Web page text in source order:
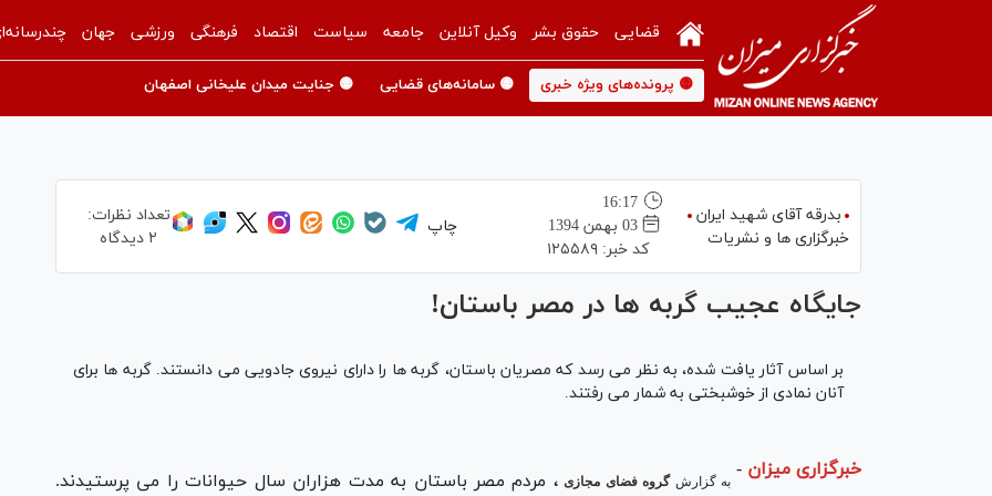
قضایی حقوق بشر وکیل آنلاین جامعه سیاست اقتصاد فرهنگی ورزشی جهان
🟡 پرونده‌های ویژه خبری 🟡 سامانه‌های قضایی 🟡 جنایت میدان علیخانی اصفهان
بدرقه آقای شهید ایران
خبرگزاری ها و نشریات
16:17
03 بهمن 1394
کد خبر:۱۲۵۵۸۹
چاپ
تعداد نظرات:
۲ دیدگاه
جایگاه عجیب گربه ها در مصر باستان!
بر اساس آثار یافت شده، به نظر می رسد که مصریان باستان، گربه ها را دارای نیروی جادویی می دانستند. گربه ها برای
آنان نمادی از خوشبختی به شمار می رفتند.
خبرگزاری میزان - به گزارشگروه فضای مجازی ، مردم مصر باستان به مدت هزاران سال حیوانات را می پرستیدند.